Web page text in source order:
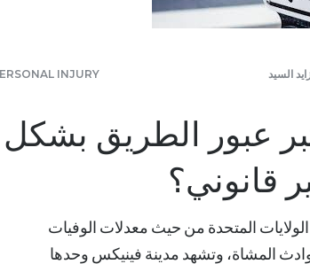
السيد INJURY
عبور الطريق بشكل
قانوني؟
الولايات المتحدة من حيث معدلات الوفيات
المشاة، وتشهد مدينة فينيكس وحدها